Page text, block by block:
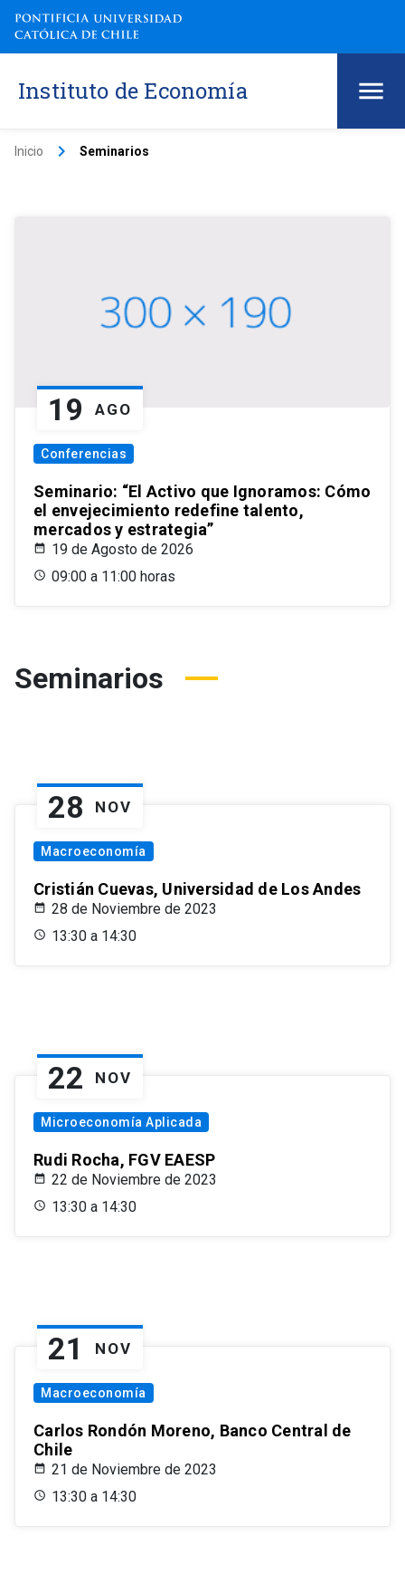
Instituto de Economía
Inicio keyboard_arrow_right Seminarios
19 AGO
Conferencias
Seminario: “El Activo que Ignoramos: Cómo
el envejecimiento redefine talento,
mercados y estrategia”
19 de Agosto de 2026
09:00 a 11:00 horas
Seminarios
28 NOV
Macroeconomía
Cristián Cuevas, Universidad de Los Andes
28 de Noviembre de 2023
13:30 a 14:30
22 NOV
Microeconomía Aplicada
Rudi Rocha, FGV EAESP
22 de Noviembre de 2023
13:30 a 14:30
21 NOV
Macroeconomía
Carlos Rondón Moreno, Banco Central de
Chile
21 de Noviembre de 2023
13:30 a 14:30